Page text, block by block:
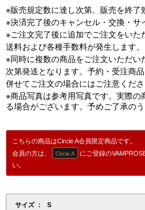
※販売規定数に達し次第、販売を終了
※決済完了後のキャンセル・交換・サ
※ご注文完了後に追加でご注文をいた
送料および各種手数料が発生します。
※同時に複数の商品をご注文いただ
次第発送となります。予約・受注商
併せてご注文の場合にはご注意くださ
※商品写真は参考用写真です。実際の
る場合がございます。予めご了承の
こちらの商品はCircle A会員限定商品です。
会員の方は、
Circle A にご登録の
い。
サイズ
S